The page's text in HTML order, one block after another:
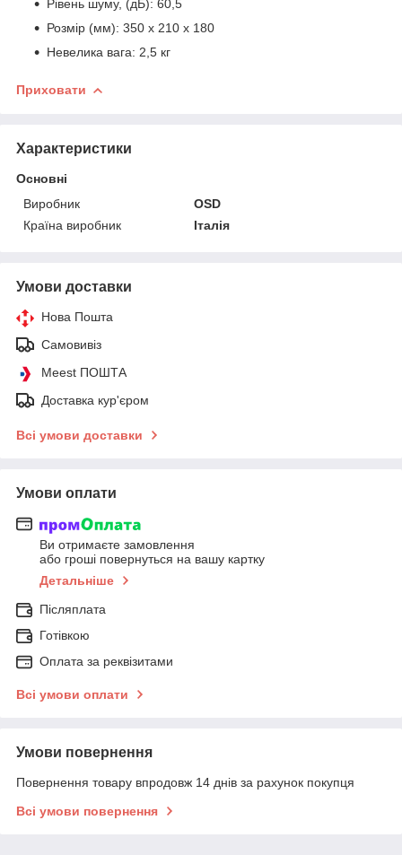
Рівень шуму, (дБ): 60,5
Розмір (мм): 350 x 210 x 180
Невелика вага: 2,5 кг
Приховати
Характеристики
Основні
Виробник
ОSD
Країна виробник
Італія
Умови доставки
Нова Пошта
Самовивіз
Meest ПОШТА
Доставка кур'єром
Всі умови доставки
Умови оплати
Ви отримаєте замовлення
або гроші повернуться на вашу картку
Детальніше
Післяплата
Готівкою
Оплата за реквізитами
Всі умови оплати
Умови повернення
Повернення товару впродовж 14 днів за рахунок покупця
Всі умови повернення